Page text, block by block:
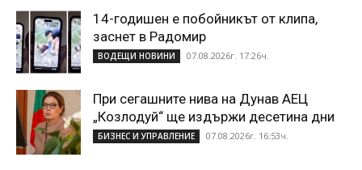
14-годишен е побойникът от клипа,
заснет в Радомир
ВОДЕЩИ НОВИНИ 07.08.2026г. 17:26ч.
При сегашните нива на Дунав АЕЦ
„Козлодуй“ ще издържи десетина дни
БИЗНЕС И УПРАВЛЕНИЕ 07.08.2026г. 16:53ч.